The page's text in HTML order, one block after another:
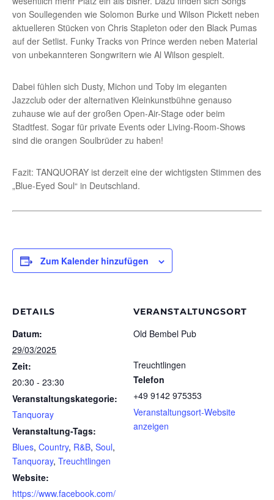
von Soullegenden wie Solomon Burke und Wilson Pickett neben
aktuelleren Stücken von Chris Stapleton oder den Black Pumas
auf der Setlist. Funky Tracks von Prince werden neben Material
von unbekannteren Songwritern wie Al Wilson gespielt.
Dabei fühlen sich Dusty, Michon und Toby im eleganten
Jazzclub oder der alternativen Kleinkunstbühne genauso
zuhause wie auf der großen Open-Air-Stage oder beim
Stadtfest. Sogar für private Events oder Living-Room-Shows
sind die orangen Soulbrüder zu haben!
Fazit: TANQUORAY ist derzeit eine der wichtigsten Stimmen des
„Blue-Eyed Soul“ in Deutschland.
Zum Kalender hinzufügen
DETAILS
Datum:
29/03/2025
Zeit:
20:30 - 23:30
Veranstaltungskategorie:
Tanquoray
Veranstaltung-Tags:
Blues, Country, R&B, Soul,
Tanquoray, Treuchtlingen
Website:
https://www.facebook.com/
VERANSTALTUNGSORT
Old Bembel Pub
Treuchtlingen
Telefon
+49 9142 975353
Veranstaltungsort-Website
anzeigen